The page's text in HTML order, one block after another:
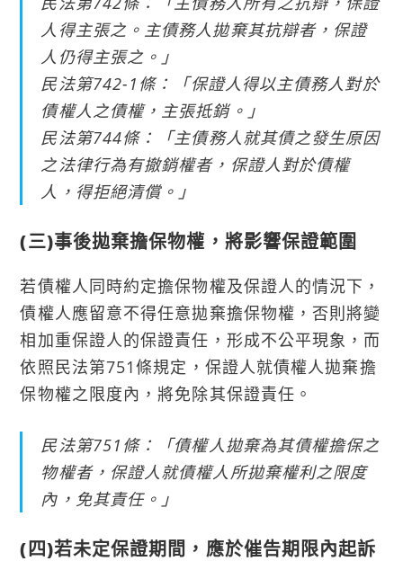
人得主張之。主債務人拋棄其抗辯者，保證
人仍得主張之。」
民法第742-1條：「保證人得以主債務人對於
債權人之債權，主張抵銷。」
民法第744條：「主債務人就其債之發生原因
之法律行為有撤銷權者，保證人對於債權
人，得拒絕清償。」
(三)事後拋棄擔保物權，將影響保證範圍
若債權人同時約定擔保物權及保證人的情況下，
債權人應留意不得任意拋棄擔保物權，否則將變
相加重保證人的保證責任，形成不公平現象，而
依照民法第751條規定，保證人就債權人拋棄擔
保物權之限度內，將免除其保證責任。
民法第751條：「債權人拋棄為其債權擔保之
物權者，保證人就債權人所拋棄權利之限度
內，免其責任。」
(四)若未定保證期間，應於催告期限內起訴